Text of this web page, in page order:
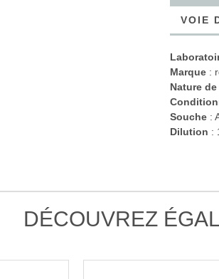
VOIE
Marque :
Nature
Souche :
Dilution :
DÉCOUVREZ